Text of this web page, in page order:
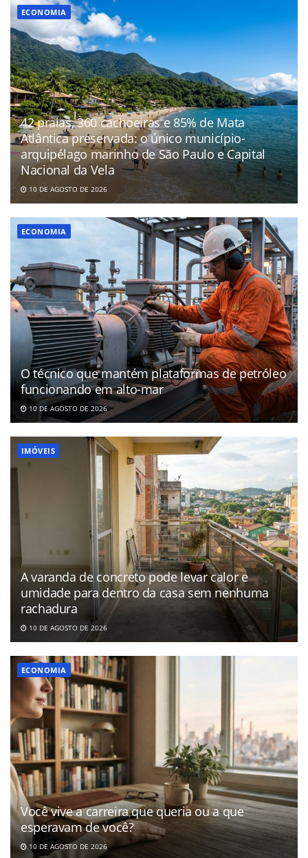
ECONOMIA
42 praias, 360 cachoeiras e 85% de Mata
Atlântica preservada: o único município-
arquipélago marinho de São Paulo e Capital
Nacional da Vela
10 DE AGOSTO DE 2026
ECONOMIA
O técnico que mantém plataformas de petróleo
funcionando em alto-mar
10 DE AGOSTO DE 2026
IMÓVEIS
A varanda de concreto pode levar calor e
umidade para dentro da casa sem nenhuma
rachadura
10 DE AGOSTO DE 2026
ECONOMIA
Você vive a carreira que queria ou a que
esperavam de você?
10 DE AGOSTO DE 2026